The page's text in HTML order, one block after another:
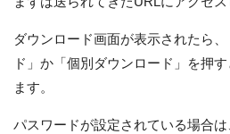
ダウンロード画面が表示されたら
ド」か「個別ダウンロード」を押
ます。
パスワードが設定されている場合